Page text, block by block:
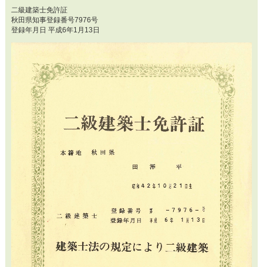
二級建築士免許証
秋田県知事登録番号7976号
登録年月日 平成6年1月13日